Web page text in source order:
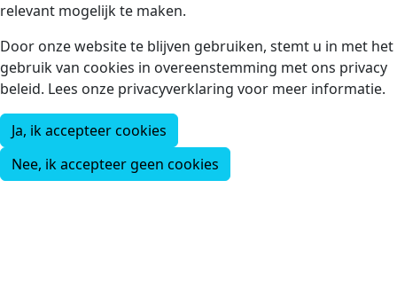
relevant mogelijk te maken.
Door onze website te blijven gebruiken, stemt u in met het
gebruik van cookies in overeenstemming met ons privacy
beleid. Lees onze privacyverklaring voor meer informatie.
Ja, ik accepteer cookies
Nee, ik accepteer geen cookies